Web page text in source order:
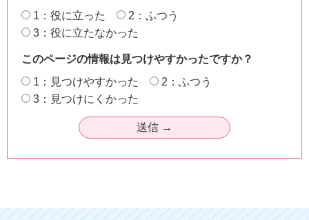
1：役に立った
2：ふつう
3：役に立たなかった
このページの情報は見つけやすかったですか？
1：見つけやすかった
2：ふつう
3：見つけにくかった